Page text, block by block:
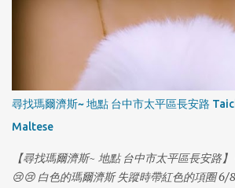
尋找瑪爾濟斯~ 地點 台中市太平區長安路
Maltese
【尋找瑪爾濟斯~ 地點 台中市太平區長安路
😢😢 白色的瑪爾濟斯 失蹤時帶紅色的項圈 6/